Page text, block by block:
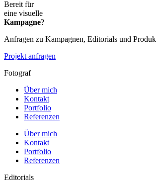
Bereit für
eine visuelle
Kampagne?
Anfragen zu Kampagnen, Editorials und
Projekt anfragen
Fotograf
Über mich
Kontakt
Portfolio
Referenzen
Über mich
Kontakt
Portfolio
Referenzen
Editorials